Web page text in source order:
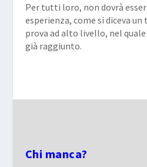
Per tutti loro, non dovrà
esperienza, come si diceva
prova ad alto livello, nel
già raggiunto.
Chi manca?